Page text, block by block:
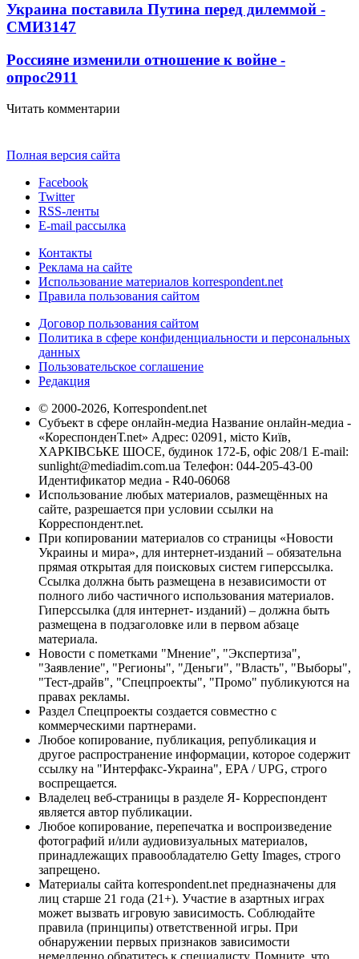
Украина поставила Путина перед дилеммой -
СМИ3147
Россияне изменили отношение к войне -
опрос2911
Читать комментарии
Полная версия сайта
Facebook
Twitter
RSS-ленты
E-mail рассылка
Контакты
Реклама на сайте
Использование материалов korrespondent.net
Правила пользования сайтом
Договор пользования сайтом
Политика в сфере конфиденциальности и персональных
данных
Пользовательское соглашение
Редакция
© 2000-2026, Korrespondent.net
Субъект в сфере онлайн-медиа Название онлайн-медиа -
«КореспонденТ.net» Адрес: 02091, місто Київ,
ХАРКІВСЬКЕ ШОСЕ, будинок 172-Б, офіс 208/1 E-mail:
sunlight@mediadim.com.ua Телефон: 044-205-43-00
Идентификатор медиа - R40-06068
Использование любых материалов, размещённых на
сайте, разрешается при условии ссылки на
Корреспондент.net.
При копировании материалов со страницы «Новости
Украины и мира», для интернет-изданий – обязательна
прямая открытая для поисковых систем гиперссылка.
Ссылка должна быть размещена в независимости от
полного либо частичного использования материалов.
Гиперссылка (для интернет- изданий) – должна быть
размещена в подзаголовке или в первом абзаце
материала.
Новости с пометками "Мнение", "Экспертиза",
"Заявление", "Регионы", "Деньги", "Власть", "Выборы",
"Тест-драйв", "Спецпроекты", "Промо" публикуются на
правах рекламы.
Раздел Спецпроекты создается совместно с
коммерческими партнерами.
Любое копирование, публикация, републикация и
другое распространение информации, которое содержит
ссылку на "Интерфакс-Украина", EPA / UPG, строго
воспрещается.
Владелец веб-страницы в разделе Я- Корреспондент
является автор публикации.
Любое копирование, перепечатка и воспроизведение
фотографий и/или аудиовизуальных материалов,
принадлежащих правообладателю Getty Images, строго
запрещено.
Материалы сайта korrespondent.net предназначены для
лиц старше 21 года (21+). Участие в азартных играх
может вызвать игровую зависимость. Соблюдайте
правила (принципы) ответственной игры. При
обнаружении первых признаков зависимости
немедленно обратитесь к специалисту. Помните, что